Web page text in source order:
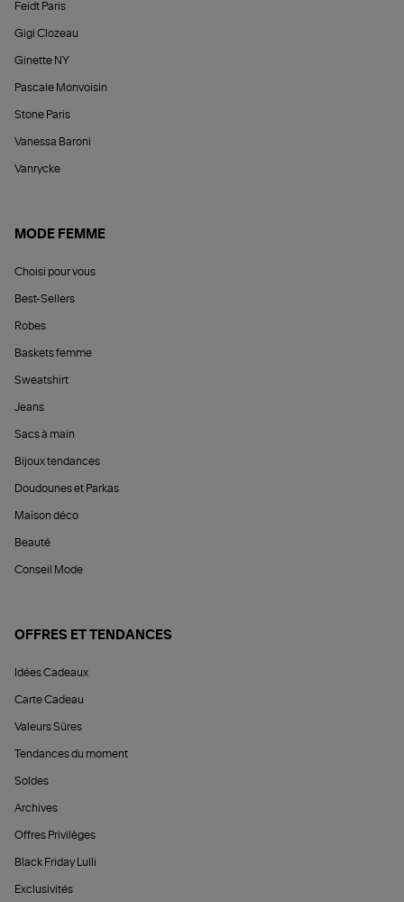
Feidt Paris
Gigi Clozeau
Ginette NY
Pascale Monvoisin
Stone Paris
Vanessa Baroni
Vanrycke
MODE FEMME
Choisi pour vous
Best-Sellers
Robes
Baskets femme
Sweatshirt
Jeans
Sacs à main
Bijoux tendances
Doudounes et Parkas
Maison déco
Beauté
Conseil Mode
OFFRES ET TENDANCES
Idées Cadeaux
Carte Cadeau
Valeurs Sûres
Tendances du moment
Soldes
Archives
Offres Privilèges
Black Friday Lulli
Exclusivités